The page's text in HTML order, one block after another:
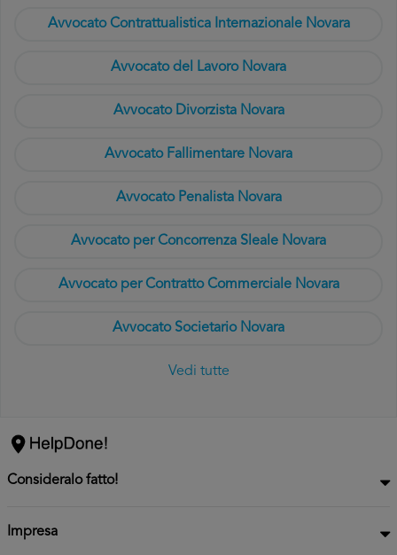
Avvocato Contrattualistica Internazionale Novara
Avvocato del Lavoro Novara
Avvocato Divorzista Novara
Avvocato Fallimentare Novara
Avvocato Penalista Novara
Avvocato per Concorrenza Sleale Novara
Avvocato per Contratto Commerciale Novara
Avvocato Societario Novara
Vedi tutte
Consideralo fatto!
Impresa